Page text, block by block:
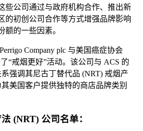
些公司通过与政府机构合作、推出新
的初创公司合作等方式增强品牌影响
额的一些因素。
Company plc 与美国癌症协会
“戒烟更好”活动。该公司与 ACS 的
强调其尼古丁替代品 (NRT) 戒烟产
美国客户提供独特的商店品牌类别
(NRT) 公司名单：